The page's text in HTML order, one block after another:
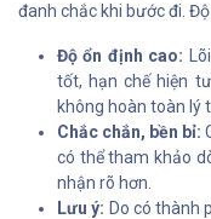
đanh chắc khi bước đi.
Độ ổn định cao:
tốt, hạn chế hiện
không hoàn toàn lý
Chắc chắn, bền bỉ:
có thể tham khảo
nhận rõ hơn.
Lưu ý: Do có thành